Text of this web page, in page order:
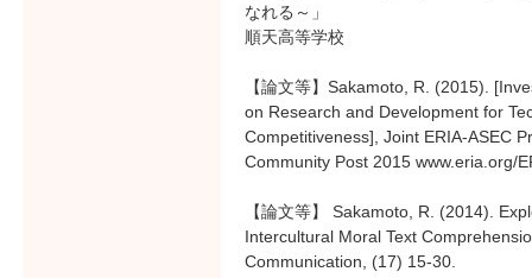
なれる～」
順天高等学校
【論文等】Sakamoto, R. (2015).
on Research and Development for
Competitiveness], Joint ERIA-ASEC
Community Post 2015 www.eria.org/
【論文等】 Sakamoto, R. (2014).
Intercultural Moral Text
Communication, (17) 15-30.